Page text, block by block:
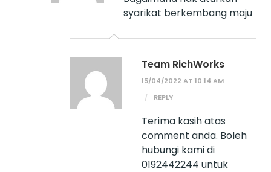
syarikat berkembang maju
Team RichWorks
15/04/2022 AT 10:14 AM
REPLY
Terima kasih atas
comment anda. Boleh
hubungi kami di
0192442244 untuk